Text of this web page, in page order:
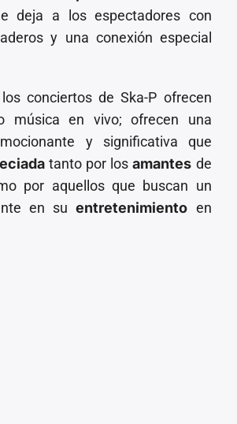
deja a los espectadores con
y una conexión especial
conciertos de Ska-P ofrecen
música en vivo; ofrecen una
y significativa que
tanto por losamantes de
por aquellos que buscan un
en suentretenimiento en